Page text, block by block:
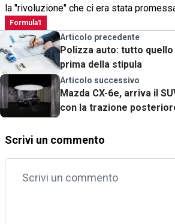
la "rivoluzione" che ci era stata
Formula1
Articolo precedente
Polizza auto: tutto quello
prima della stipula
Articolo successivo
Mazda CX-6e, arriva il
con la trazione
Scrivi un commento